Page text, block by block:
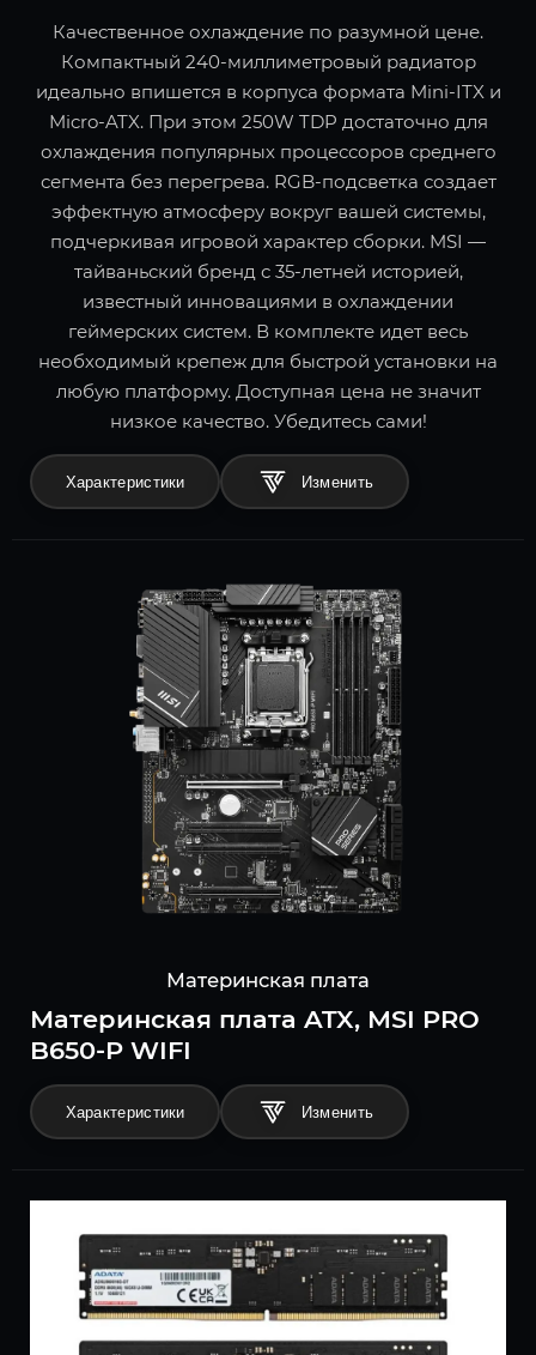
Качественное охлаждение по разумной цене.
Компактный 240-миллиметровый радиатор
идеально впишется в корпуса формата Mini-ITX и
Micro-ATX. При этом 250W TDP достаточно для
охлаждения популярных процессоров среднего
сегмента без перегрева. RGB-подсветка создает
эффектную атмосферу вокруг вашей системы,
подчеркивая игровой характер сборки. MSI —
тайваньский бренд с 35-летней историей,
известный инновациями в охлаждении
геймерских систем. В комплекте идет весь
необходимый крепеж для быстрой установки на
любую платформу. Доступная цена не значит
низкое качество. Убедитесь сами!
Характеристики
Материнская плата
Материнская плата ATX, MSI PRO
B650-P WIFI
Характеристики